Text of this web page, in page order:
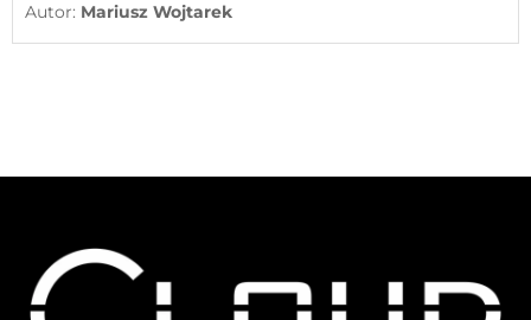
Autor: Mariusz Wojtarek